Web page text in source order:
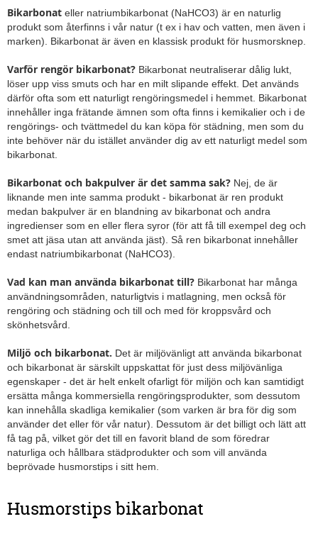
Bikarbonat eller natriumbikarbonat (NaHCO3) är en naturlig
produkt som återfinns i vår natur (t ex i hav och vatten, men även i
marken). Bikarbonat är även en klassisk produkt för husmorsknep.
Varför rengör bikarbonat? Bikarbonat neutraliserar dålig lukt,
löser upp viss smuts och har en milt slipande effekt. Det används
därför ofta som ett naturligt rengöringsmedel i hemmet. Bikarbonat
innehåller inga frätande ämnen som ofta finns i kemikalier och i de
rengörings- och tvättmedel du kan köpa för städning, men som du
inte behöver när du istället använder dig av ett naturligt medel som
bikarbonat.
Bikarbonat och bakpulver är det samma sak? Nej, de är
liknande men inte samma produkt - bikarbonat är ren produkt
medan bakpulver är en blandning av bikarbonat och andra
ingredienser som en eller flera syror (för att få till exempel deg och
smet att jäsa utan att använda jäst). Så ren bikarbonat innehåller
endast natriumbikarbonat (NaHCO3).
Vad kan man använda bikarbonat till? Bikarbonat har många
användningsområden, naturligtvis i matlagning, men också för
rengöring och städning och till och med för kroppsvård och
skönhetsvård.
Miljö och bikarbonat. Det är miljövänligt att använda bikarbonat
och bikarbonat är särskilt uppskattat för just dess miljövänliga
egenskaper - det är helt enkelt ofarligt för miljön och kan samtidigt
ersätta många kommersiella rengöringsprodukter, som dessutom
kan innehålla skadliga kemikalier (som varken är bra för dig som
använder det eller för vår natur). Dessutom är det billigt och lätt att
få tag på, vilket gör det till en favorit bland de som föredrar
naturliga och hållbara städprodukter och som vill använda
beprövade husmorstips i sitt hem.
Husmorstips bikarbonat